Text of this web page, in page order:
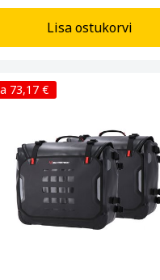
Lisa ostukorvi
73,17 €